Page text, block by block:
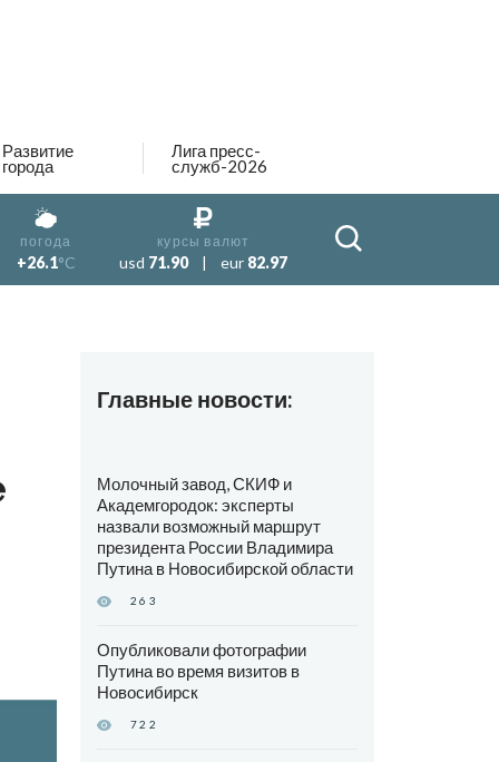
Развитие
города
Лига пресс-
служб-2026
погода
+26.1°C
курсы валют
usd 71.90 | eur 82.97
Главные новости:
Молочный завод, СКИФ и
Академгородок: эксперты
назвали возможный маршрут
президента России Владимира
Путина в Новосибирской области
263
Опубликовали фотографии
Путина во время визитов в
Новосибирск
722